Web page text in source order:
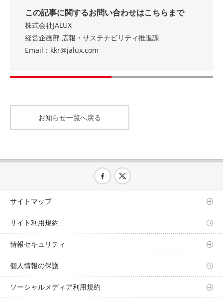
この記事に関するお問い合わせはこちらまで
株式会社JALUX
経営企画部 広報・サステナビリティ推進課
Email：kkr@jalux.com
お知らせ一覧へ戻る
サイトマップ
サイト利用規約
情報セキュリティ
個人情報の保護
ソーシャルメディア利用規約